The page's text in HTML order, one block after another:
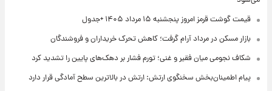
قیمت گوشت قرمز امروز پنجشنبه ۱۵ مرداد ۱۴۰۵ +جدول
بازار مسکن در مرداد آرام گرفت؛ کاهش تحرک خریداران و فروشندگان
شکاف نجومی میان فقیر و غنی؛ تورم فشار بر دهک‌های پایین را تشدید کرد
پیام اطمینان‌بخش سخنگوی ارتش: ارتش در بالاترین سطح آمادگی قرار دارد